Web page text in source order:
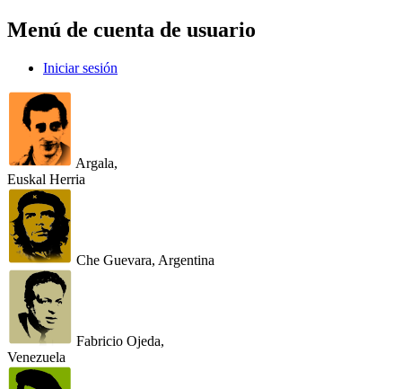
Menú de cuenta de usuario
Iniciar sesión
Argala,
Euskal Herria
Che Guevara, Argentina
Fabricio Ojeda,
Venezuela